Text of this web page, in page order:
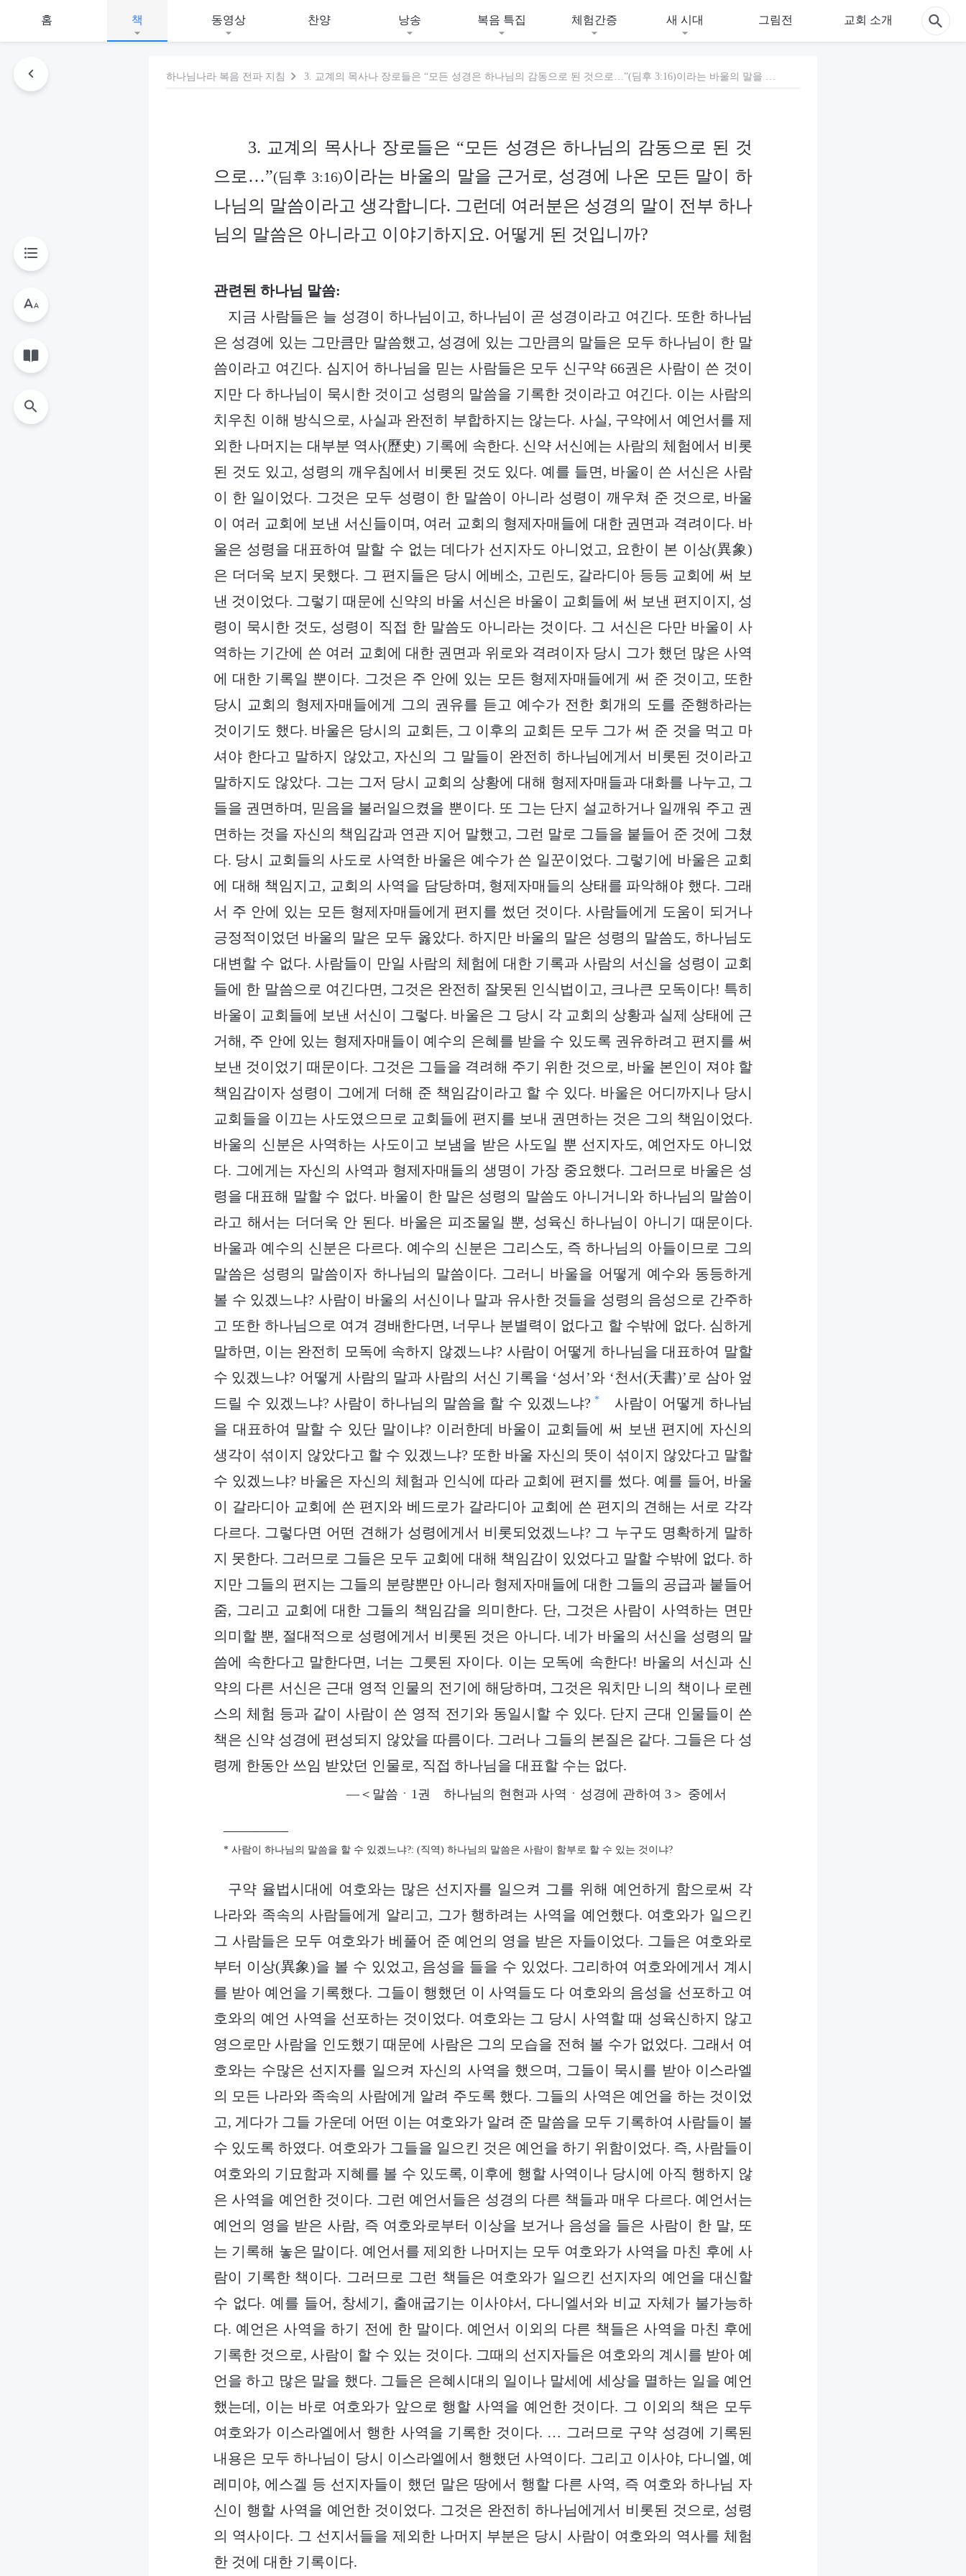
홈 책 동영상 찬양 낭송 복음 특집 체험간증 새 시대 그림전 교회 소개
하나님나라 복음 전파 지침
3. 교계의 목사나 장로들은 “모든 성경은 하나님의 감동으로 된 것
으로…”(딤후 3:16)이라는 바울의 말을 근거로, 성경에 나온 모든 말이 하
나님의 말씀이라고 생각합니다. 그런데 여러분은 성경의 말이 전부 하나
님의 말씀은 아니라고 이야기하지요. 어떻게 된 것입니까?
관련된 하나님 말씀:
지금 사람들은 늘 성경이 하나님이고, 하나님이 곧 성경이라고 여긴다. 또한 하나님
은 성경에 있는 그만큼만 말씀했고, 성경에 있는 그만큼의 말들은 모두 하나님이 한 말
씀이라고 여긴다. 심지어 하나님을 믿는 사람들은 모두 신구약 66권은 사람이 쓴 것이
지만 다 하나님이 묵시한 것이고 성령의 말씀을 기록한 것이라고 여긴다. 이는 사람의
치우친 이해 방식으로, 사실과 완전히 부합하지는 않는다. 사실, 구약에서 예언서를 제
외한 나머지는 대부분 역사(歷史) 기록에 속한다. 신약 서신에는 사람의 체험에서 비롯
된 것도 있고, 성령의 깨우침에서 비롯된 것도 있다. 예를 들면, 바울이 쓴 서신은 사람
이 한 일이었다. 그것은 모두 성령이 한 말씀이 아니라 성령이 깨우쳐 준 것으로, 바울
이 여러 교회에 보낸 서신들이며, 여러 교회의 형제자매들에 대한 권면과 격려이다. 바
울은 성령을 대표하여 말할 수 없는 데다가 선지자도 아니었고, 요한이 본 이상(異象)
은 더더욱 보지 못했다. 그 편지들은 당시 에베소, 고린도, 갈라디아 등등 교회에 써 보
낸 것이었다. 그렇기 때문에 신약의 바울 서신은 바울이 교회들에 써 보낸 편지이지, 성
령이 묵시한 것도, 성령이 직접 한 말씀도 아니라는 것이다. 그 서신은 다만 바울이 사
역하는 기간에 쓴 여러 교회에 대한 권면과 위로와 격려이자 당시 그가 했던 많은 사역
에 대한 기록일 뿐이다. 그것은 주 안에 있는 모든 형제자매들에게 써 준 것이고, 또한
당시 교회의 형제자매들에게 그의 권유를 듣고 예수가 전한 회개의 도를 준행하라는
것이기도 했다. 바울은 당시의 교회든, 그 이후의 교회든 모두 그가 써 준 것을 먹고 마
셔야 한다고 말하지 않았고, 자신의 그 말들이 완전히 하나님에게서 비롯된 것이라고
말하지도 않았다. 그는 그저 당시 교회의 상황에 대해 형제자매들과 대화를 나누고, 그
들을 권면하며, 믿음을 불러일으켰을 뿐이다. 또 그는 단지 설교하거나 일깨워 주고 권
면하는 것을 자신의 책임감과 연관 지어 말했고, 그런 말로 그들을 붙들어 준 것에 그쳤
다. 당시 교회들의 사도로 사역한 바울은 예수가 쓴 일꾼이었다. 그렇기에 바울은 교회
에 대해 책임지고, 교회의 사역을 담당하며, 형제자매들의 상태를 파악해야 했다. 그래
서 주 안에 있는 모든 형제자매들에게 편지를 썼던 것이다. 사람들에게 도움이 되거나
긍정적이었던 바울의 말은 모두 옳았다. 하지만 바울의 말은 성령의 말씀도, 하나님도
대변할 수 없다. 사람들이 만일 사람의 체험에 대한 기록과 사람의 서신을 성령이 교회
들에 한 말씀으로 여긴다면, 그것은 완전히 잘못된 인식법이고, 크나큰 모독이다! 특히
바울이 교회들에 보낸 서신이 그렇다. 바울은 그 당시 각 교회의 상황과 실제 상태에 근
거해, 주 안에 있는 형제자매들이 예수의 은혜를 받을 수 있도록 권유하려고 편지를 써
보낸 것이었기 때문이다. 그것은 그들을 격려해 주기 위한 것으로, 바울 본인이 져야 할
책임감이자 성령이 그에게 더해 준 책임감이라고 할 수 있다. 바울은 어디까지나 당시
교회들을 이끄는 사도였으므로 교회들에 편지를 보내 권면하는 것은 그의 책임이었다.
바울의 신분은 사역하는 사도이고 보냄을 받은 사도일 뿐 선지자도, 예언자도 아니었
다. 그에게는 자신의 사역과 형제자매들의 생명이 가장 중요했다. 그러므로 바울은 성
령을 대표해 말할 수 없다. 바울이 한 말은 성령의 말씀도 아니거니와 하나님의 말씀이
라고 해서는 더더욱 안 된다. 바울은 피조물일 뿐, 성육신 하나님이 아니기 때문이다.
바울과 예수의 신분은 다르다. 예수의 신분은 그리스도, 즉 하나님의 아들이므로 그의
말씀은 성령의 말씀이자 하나님의 말씀이다. 그러니 바울을 어떻게 예수와 동등하게
볼 수 있겠느냐? 사람이 바울의 서신이나 말과 유사한 것들을 성령의 음성으로 간주하
고 또한 하나님으로 여겨 경배한다면, 너무나 분별력이 없다고 할 수밖에 없다. 심하게
말하면, 이는 완전히 모독에 속하지 않겠느냐? 사람이 어떻게 하나님을 대표하여 말할
수 있겠느냐? 어떻게 사람의 말과 사람의 서신 기록을 ‘성서’와 ‘천서(天書)’로 삼아 엎
드릴 수 있겠느냐? 사람이 하나님의 말씀을 할 수 있겠느냐? *
사람이 어떻게 하나님
을 대표하여 말할 수 있단 말이냐? 이러한데 바울이 교회들에 써 보낸 편지에 자신의
생각이 섞이지 않았다고 할 수 있겠느냐? 또한 바울 자신의 뜻이 섞이지 않았다고 말할
수 있겠느냐? 바울은 자신의 체험과 인식에 따라 교회에 편지를 썼다. 예를 들어, 바울
이 갈라디아 교회에 쓴 편지와 베드로가 갈라디아 교회에 쓴 편지의 견해는 서로 각각
다르다. 그렇다면 어떤 견해가 성령에게서 비롯되었겠느냐? 그 누구도 명확하게 말하
지 못한다. 그러므로 그들은 모두 교회에 대해 책임감이 있었다고 말할 수밖에 없다. 하
지만 그들의 편지는 그들의 분량뿐만 아니라 형제자매들에 대한 그들의 공급과 붙들어
줌, 그리고 교회에 대한 그들의 책임감을 의미한다. 단, 그것은 사람이 사역하는 면만
의미할 뿐, 절대적으로 성령에게서 비롯된 것은 아니다. 네가 바울의 서신을 성령의 말
씀에 속한다고 말한다면, 너는 그릇된 자이다. 이는 모독에 속한다! 바울의 서신과 신
약의 다른 서신은 근대 영적 인물의 전기에 해당하며, 그것은 워치만 니의 책이나 로렌
스의 체험 등과 같이 사람이 쓴 영적 전기와 동일시할 수 있다. 단지 근대 인물들이 쓴
책은 신약 성경에 편성되지 않았을 따름이다. 그러나 그들의 본질은 같다. 그들은 다 성
령께 한동안 쓰임 받았던 인물로, 직접 하나님을 대표할 수는 없다.
―＜말씀ㆍ1권 하나님의 현현과 사역ㆍ성경에 관하여 3＞ 중에서
─────────
* 사람이 하나님의 말씀을 할 수 있겠느냐?: (직역) 하나님의 말씀은 사람이 함부로 할 수 있는 것이냐?
구약 율법시대에 여호와는 많은 선지자를 일으켜 그를 위해 예언하게 함으로써 각
나라와 족속의 사람들에게 알리고, 그가 행하려는 사역을 예언했다. 여호와가 일으킨
그 사람들은 모두 여호와가 베풀어 준 예언의 영을 받은 자들이었다. 그들은 여호와로
부터 이상(異象)을 볼 수 있었고, 음성을 들을 수 있었다. 그리하여 여호와에게서 계시
를 받아 예언을 기록했다. 그들이 행했던 이 사역들도 다 여호와의 음성을 선포하고 여
호와의 예언 사역을 선포하는 것이었다. 여호와는 그 당시 사역할 때 성육신하지 않고
영으로만 사람을 인도했기 때문에 사람은 그의 모습을 전혀 볼 수가 없었다. 그래서 여
호와는 수많은 선지자를 일으켜 자신의 사역을 했으며, 그들이 묵시를 받아 이스라엘
의 모든 나라와 족속의 사람에게 알려 주도록 했다. 그들의 사역은 예언을 하는 것이었
고, 게다가 그들 가운데 어떤 이는 여호와가 알려 준 말씀을 모두 기록하여 사람들이 볼
수 있도록 하였다. 여호와가 그들을 일으킨 것은 예언을 하기 위함이었다. 즉, 사람들이
여호와의 기묘함과 지혜를 볼 수 있도록, 이후에 행할 사역이나 당시에 아직 행하지 않
은 사역을 예언한 것이다. 그런 예언서들은 성경의 다른 책들과 매우 다르다. 예언서는
예언의 영을 받은 사람, 즉 여호와로부터 이상을 보거나 음성을 들은 사람이 한 말, 또
는 기록해 놓은 말이다. 예언서를 제외한 나머지는 모두 여호와가 사역을 마친 후에 사
람이 기록한 책이다. 그러므로 그런 책들은 여호와가 일으킨 선지자의 예언을 대신할
수 없다. 예를 들어, 창세기, 출애굽기는 이사야서, 다니엘서와 비교 자체가 불가능하
다. 예언은 사역을 하기 전에 한 말이다. 예언서 이외의 다른 책들은 사역을 마친 후에
기록한 것으로, 사람이 할 수 있는 것이다. 그때의 선지자들은 여호와의 계시를 받아 예
언을 하고 많은 말을 했다. 그들은 은혜시대의 일이나 말세에 세상을 멸하는 일을 예언
했는데, 이는 바로 여호와가 앞으로 행할 사역을 예언한 것이다. 그 이외의 책은 모두
여호와가 이스라엘에서 행한 사역을 기록한 것이다. … 그러므로 구약 성경에 기록된
내용은 모두 하나님이 당시 이스라엘에서 행했던 사역이다. 그리고 이사야, 다니엘, 예
레미야, 에스겔 등 선지자들이 했던 말은 땅에서 행할 다른 사역, 즉 여호와 하나님 자
신이 행할 사역을 예언한 것이었다. 그것은 완전히 하나님에게서 비롯된 것으로, 성령
의 역사이다. 그 선지서들을 제외한 나머지 부분은 당시 사람이 여호와의 역사를 체험
한 것에 대한 기록이다.